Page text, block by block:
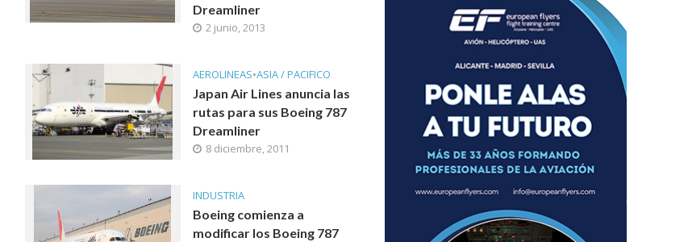
Dreamliner
2 junio, 2013
AEROLINEAS•ASIA / PACIFICO
Japan Air Lines anuncia las
rutas para sus Boeing 787
Dreamliner
8 diciembre, 2011
INDUSTRIA
Boeing comienza a
modificar los Boeing 787